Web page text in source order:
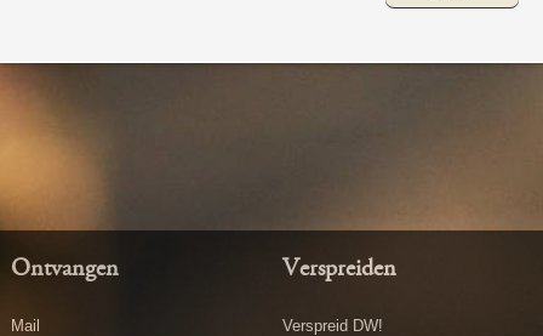
Ontvangen
Mail
Verspreiden
Verspreid DW!